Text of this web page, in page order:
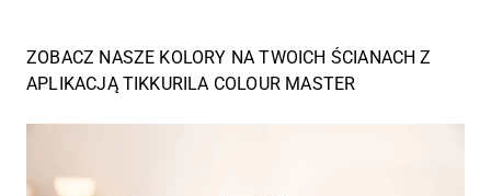
ZOBACZ NASZE KOLORY NA TWOICH ŚCIANACH Z
APLIKACJĄ TIKKURILA COLOUR MASTER